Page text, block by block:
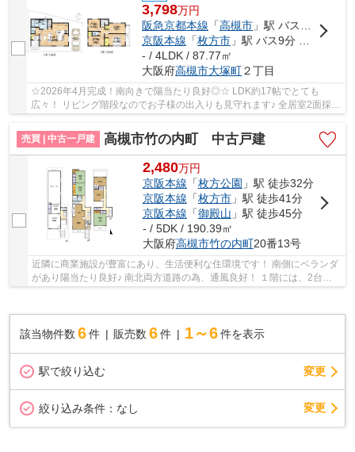
3,798万円
阪急京都本線 「高槻市」駅 バス18分 「北大塚」 停歩5分
京阪本線 「枚方市」駅 バス9分 「大塚（高槻市）」 停歩8分
- / 4LDK / 87.77㎡
大阪府高槻市大塚町２丁目
☆2026年4月完成！南向きで陽当たり良好◎☆ LDK約17帖でとても
広々！ リビング階段なのでお子様の出入りも見守れます♪ 全居室2面採光
で明るく開放的なお家！ 周辺環境が充実しており生活...
売買 | 中古一戸建
高槻市竹の内町 中古戸建
2,480万円
京阪本線 「枚方公園 」駅 徒歩32分
京阪本線 「枚方市」駅 徒歩41分
京阪本線 「御殿山 」駅 徒歩45分
- / 5DK / 190.39㎡
大阪府高槻市竹の内町20番13号
近隣に商業施設が豊富にあり、生活便利な住環境です！ 南側にベランダ
があり陽当たり良好♪ 南北両方道路の為、通風良好！ １階には、2台駐
車可能なシャッターガレージ付の店舗あり！ ...
該当物件数 6件 販売数 6 件 1～6 件を表示
駅で絞り込む 変更
絞り込み条件： なし 変更